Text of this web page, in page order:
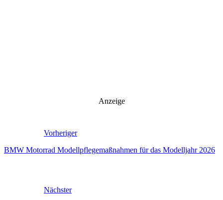
Anzeige
Vorheriger
BMW Motorrad Modellpflegemaßnahmen für das Modelljahr 2026
Nächster